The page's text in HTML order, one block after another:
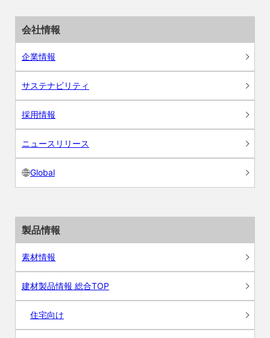
会社情報
企業情報
サステナビリティ
採用情報
ニュースリリース
Global
製品情報
素材情報
建材製品情報 総合TOP
住宅向け